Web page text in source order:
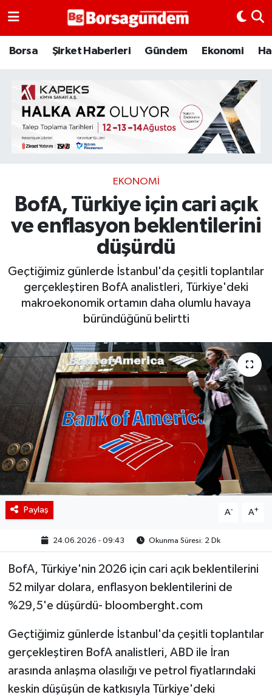
Borsa Şirket Haberleri Gündem Ekonomi
EKONOMI
BofA, Türkiye için cari açık
ve enflasyon beklentilerini
düşürdü
Geçtiğimiz günlerde İstanbul'da çeşitli toplantılar
gerçekleştiren BofA analistleri, Türkiye'deki
makroekonomik ortamın daha olumlu havaya
büründüğünü belirtti
Paylaş A- A+
24.06.2026 - 09:43 Okunma Süresi: 2 Dk
BofA, Türkiye'nin 2026 için cari açık beklentilerini
52 milyar dolara, enflasyon beklentilerini de
%29,5'e düşürdü- bloomberght.com
Geçtiğimiz günlerde İstanbul'da çeşitli toplantılar
gerçekleştiren BofA analistleri, ABD ile İran
arasında anlaşma olasılığı ve petrol fiyatlarındaki
keskin düşüşün de katkısıyla Türkiye'deki
Borsa
Emtia
Galeri
Bitcoin
Şirket Haberleri
BIST 100 Isı Haritası
Coin Isı Haritası
Ekonomik Takvim
Kiripto Para Piyasası
Gizlilik Sözleşmesi
Hakkımızda
İletişim